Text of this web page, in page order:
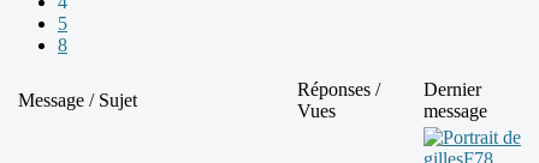
5
8
Message / Sujet
Réponses /
Vues
Dernier
message